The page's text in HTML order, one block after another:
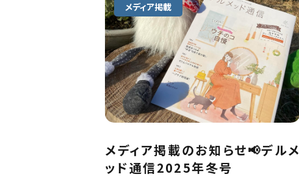
メディア掲載
メディア掲載のお知らせ📢デルメ
ッド通信2025年冬号